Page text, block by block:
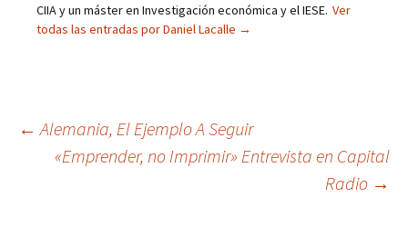
CIIA y un máster en Investigación económica y el IESE. Ver
todas las entradas por Daniel Lacalle →
Navegación
← Alemania, El Ejemplo A Seguir
«Emprender, no Imprimir» Entrevista en Capital
Radio →